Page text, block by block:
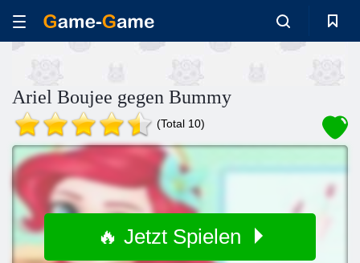
Ariel Boujee gegen Bummy
(Total 10)
🔥 Jetzt Spielen